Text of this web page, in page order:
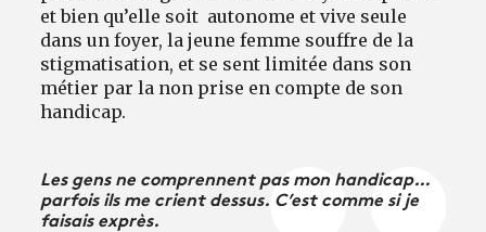
et bien qu’elle soit autonome et vive seule
dans un foyer, la jeune femme souffre de la
stigmatisation, et se sent limitée dans son
métier par la non prise en compte de son
handicap.
Les gens ne comprennent pas mon handicap…
parfois ils me crient dessus. C’est comme si je
faisais exprès.